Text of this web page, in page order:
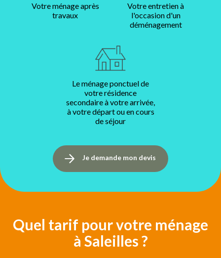
Votre ménage après
travaux
Votre entretien à
l'occasion d'un
déménagement
Le ménage ponctuel de
votre résidence
secondaire à votre arrivée,
à votre départ ou en cours
de séjour
Je demande mon devis
Quel tarif pour votre ménage
à Saleilles ?